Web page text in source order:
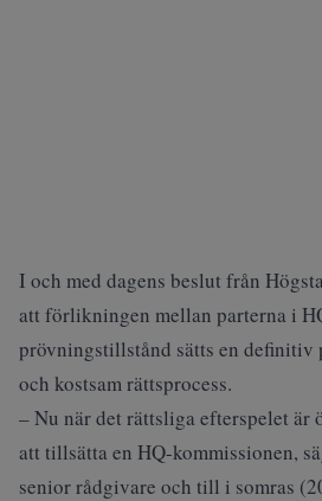
I och med dagens beslut från
att förlikningen mellan parterna i
prövningstillstånd sätts en definitiv
och kostsam rättsprocess.
– Nu när det rättsliga efterspelet är
att tillsätta en HQ-kommissionen,
senior rådgivare och till i somras